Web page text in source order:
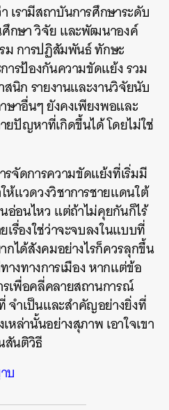
เรามีสถาบันการศึกษาระดับ
กษา วิจัย และพัฒนาองค์
ม การปฏิสัมพันธ์ ทักษะ
รป้องกันความขัดแย้ง รวม
นิก รายงานและงานวิจัยนับ
ษาอื่นๆ ยังคงเพียงพอและ
ปัญหาที่เกิดขึ้นได้ โดยไม่ใช่
จัดการความขัดแย้งที่เริ่มมี
แวดวงวิชาการชายแดนใต้
อ่อนไหว แต่ถ้าไม่คุยกันก็ไร้
รื่องใช่ว่าจะจบลงในแบบที่
ได้สังคมอย่างไรก็ควรลุกขึ้น
างทางการเมือง หากแต่ข้อ
เพื่อคลี่คลายสถานการณ์
ำเป็นและสำคัญอย่างยิ่งที่
หล่านั้นอย่างสุภาพ เอาใจเขา
สันติวิธี
บ